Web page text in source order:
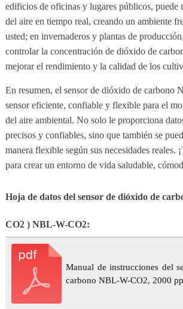
edificios de oficinas y lugares públicos, puede
del aire en tiempo real, creando un ambiente
usted; en invernaderos y plantas de
controlar la concentración de dióxido de
mejorar el rendimiento y la calidad de los
En resumen, el sensor de dióxido de carbono
sensor eficiente, confiable y flexible para el
del aire ambiental. No solo le proporciona
precisos y confiables, sino que también se
manera flexible según sus necesidades reales.
para crear un entorno de vida saludable,
Hoja de datos del sensor de dióxido de
CO2) NBL-W-CO2:
Manual de instrucciones del
carbono NBL-W-CO2, 2000